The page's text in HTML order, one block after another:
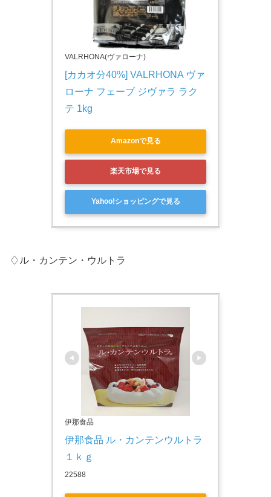
VALRHONA(ヴァローナ)
[カカオ分40%] VALRHONA ヴァ
ローナ フェーブ ジヴァラ ラク
テ 1kg
Amazonで見る
楽天市場で見る
Yahoo!ショッピングで見る
♢ル・カンテン・ウルトラ
伊那食品
伊那食品 ル・カンテンウルトラ
１ｋｇ
22588